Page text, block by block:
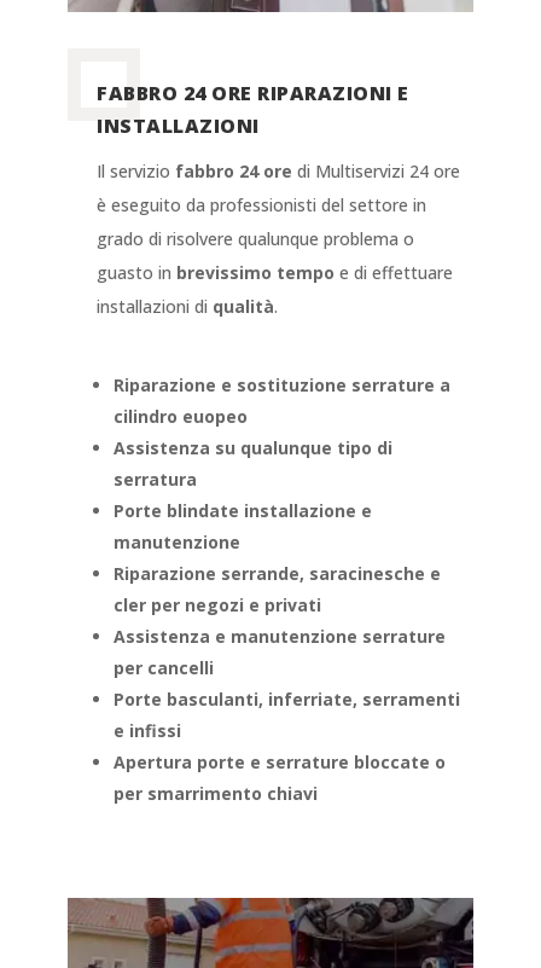
FABBRO 24 ORE RIPARAZIONI E
INSTALLAZIONI
Il servizio fabbro 24 ore di Multiservizi 24 ore
è eseguito da professionisti del settore in
grado di risolvere qualunque problema o
guasto in brevissimo tempo e di effettuare
installazioni di qualità.
Riparazione e sostituzione serrature a
cilindro euopeo
Assistenza su qualunque tipo di
serratura
Porte blindate installazione e
manutenzione
Riparazione serrande, saracinesche e
cler per negozi e privati
Assistenza e manutenzione serrature
per cancelli
Porte basculanti, inferriate, serramenti
e infissi
Apertura porte e serrature bloccate o
per smarrimento chiavi